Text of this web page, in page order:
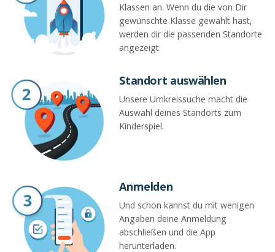
Klassen an. Wenn du die von Dir
gewünschte Klasse gewählt hast,
werden dir die passenden Standorte
angezeigt
Standort auswählen
Unsere Umkreissuche macht die
Auswahl deines Standorts zum
Kinderspiel.
Anmelden
Und schon kannst du mit wenigen
Angaben deine Anmeldung
abschließen und die App
herunterladen.